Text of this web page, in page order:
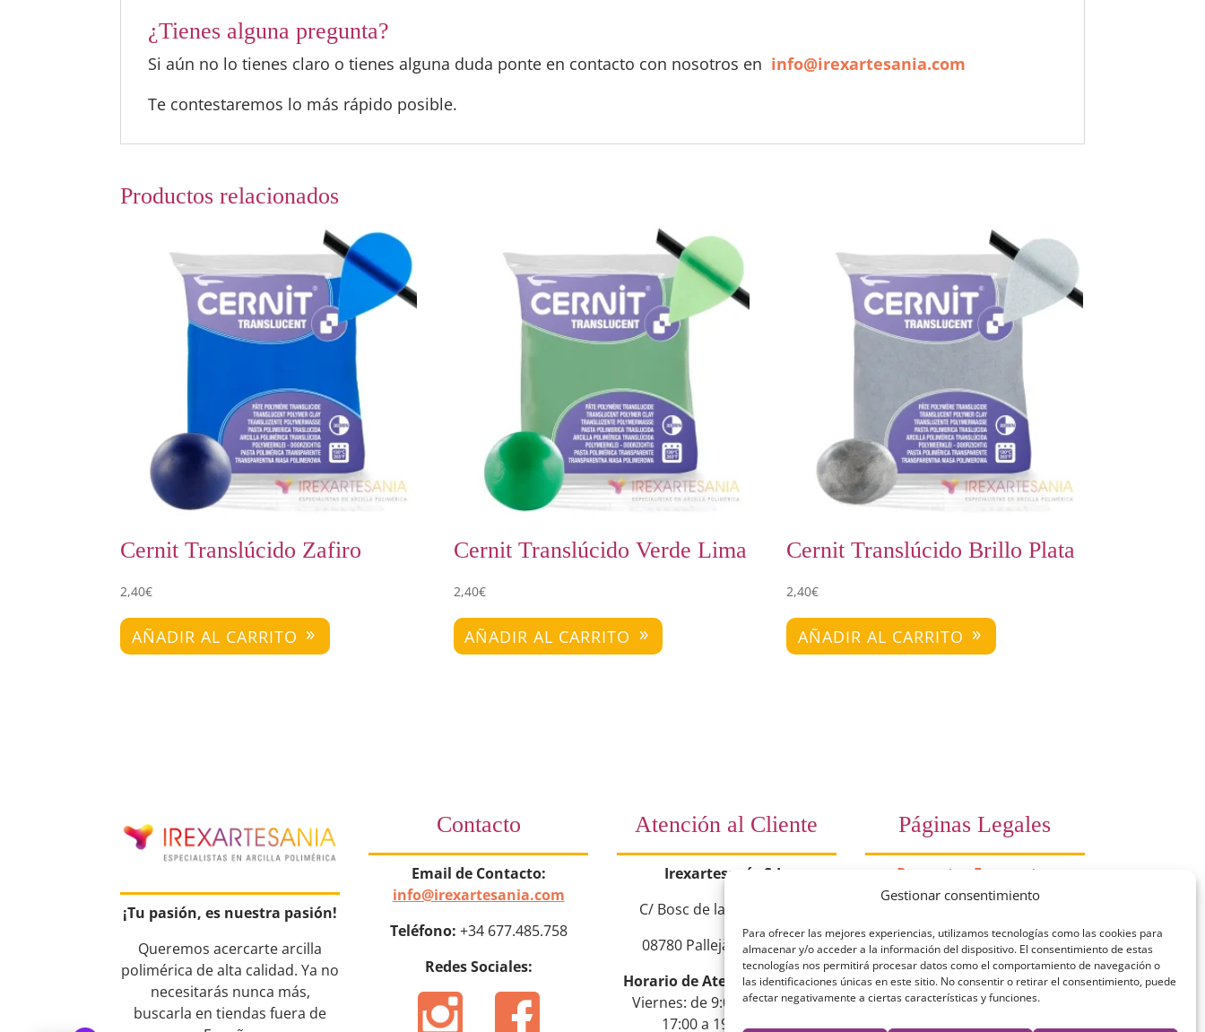
Gestionar consentimiento
Para ofrecer las mejores experiencias, utilizamos tecnologías como las cookies para
almacenar y/o acceder a la información del dispositivo. El consentimiento de estas
tecnologías nos permitirá procesar datos como el comportamiento de navegación o
las identificaciones únicas en este sitio. No consentir o retirar el consentimiento, puede
afectar negativamente a ciertas características y funciones.
¿Tienes alguna pregunta?
Si aún no lo tienes claro o tienes alguna duda ponte en contacto con nosotros en info@irexartesania.com
Te contestaremos lo más rápido posible.
Productos relacionados
Cernit Translúcido Zafiro
2,40€
AÑADIR AL CARRITO
Cernit Translúcido Verde Lima
2,40€
AÑADIR AL CARRITO
Cernit Translúcido Brillo Plata
2,40€
AÑADIR AL CARRITO
¡Tu pasión, es nuestra pasión!
Queremos acercarte arcilla
polimérica de alta calidad. Ya no
necesitarás nunca más,
buscarla en tiendas fuera de
Contacto
Email de Contacto:
info@irexartesania.com
Teléfono: +34 677.485.758
Redes Sociales:
Atención al Cliente
Irexartesanía S.L.
C/ Bosc de la Torroja nº10
08780 Pallejà (Barcelona)
Horario de Atención:Lunes a
Viernes: de 9:00 a 14:00 y de
17:00 a 19:00 horas
Páginas Legales
Preguntas Frecuentes
Política de Privacidad
Política de Cookies